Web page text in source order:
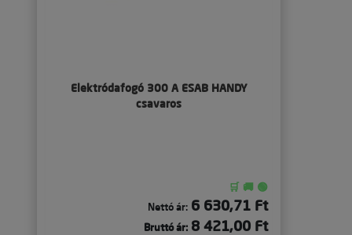
Elektródafogó 300 A ESAB HANDY
csavaros
🛒 🚚 🟢
Nettó ár: 6 630,71 Ft
Bruttó ár: 8 421,00 Ft